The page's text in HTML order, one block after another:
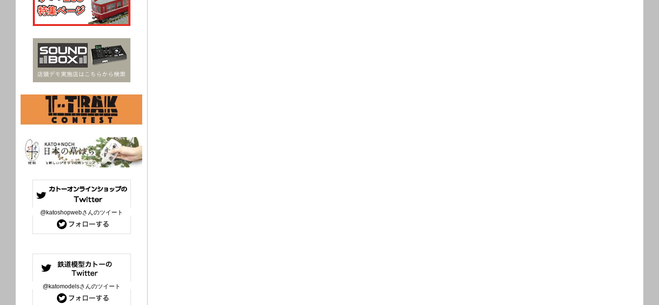
@katoshopwebさんのツイート
@katomodelsさんのツイート